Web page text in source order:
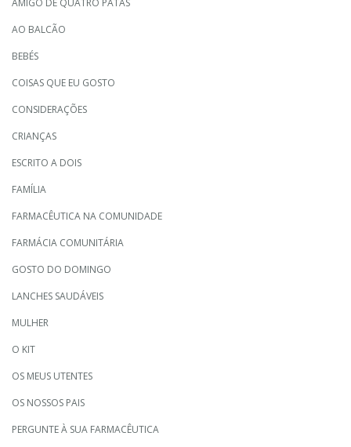
AO BALCÃO
BEBÉS
COISAS QUE EU GOSTO
CONSIDERAÇÕES
CRIANÇAS
ESCRITO A DOIS
FAMÍLIA
FARMACÊUTICA NA COMUNIDADE
FARMÁCIA COMUNITÁRIA
GOSTO DO DOMINGO
LANCHES SAUDÁVEIS
MULHER
O KIT
OS MEUS UTENTES
OS NOSSOS PAIS
PERGUNTE À SUA FARMACÊUTICA